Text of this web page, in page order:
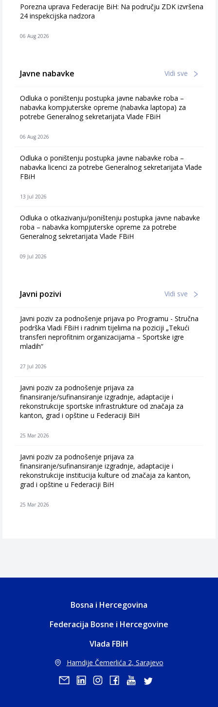
Porezna uprava Federacije BiH: Na području ZDK izvršena
24 inspekcijska nadzora
06 Aug 2026
Javne nabavke Vidi sve
Odluka o poništenju postupka javne nabavke roba –
nabavka kompjuterske opreme (nabavka laptopa) za
potrebe Generalnog sekretarijata Vlade FBiH
06 Aug 2026
Odluka o poništenju postupka javne nabavke roba –
nabavka licenci za potrebe Generalnog sekretarijata Vlade
FBiH
13 Jul 2026
Odluka o otkazivanju/poništenju postupka javne nabavke
roba – nabavka kompjuterske opreme za potrebe
Generalnog sekretarijata Vlade FBiH
09 Jul 2026
Javni pozivi Vidi sve
Javni poziv za podnošenje prijava po Programu - Stručna
podrška Vladi FBiH i radnim tijelima na poziciji „Tekući
transferi neprofitnim organizacijama – Sportske igre
mladih“
27 Jul 2026
Javni poziv za podnošenje prijava za
finansiranje/sufinansiranje izgradnje, adaptacije i
rekonstrukcije sportske infrastrukture od značaja za
kanton, grad i opštine u Federaciji BiH
25 Mar 2026
Javni poziv za podnošenje prijava za
finansiranje/sufinansiranje izgradnje, adaptacije i
rekonstrukcije institucija kulture od značaja za kanton,
grad i opštine u Federaciji BiH
25 Mar 2026
Bosna i Hercegovina
Federacija Bosne i Hercegovine
Vlada FBiH
Hamdije Čemerlića 2, Sarajevo